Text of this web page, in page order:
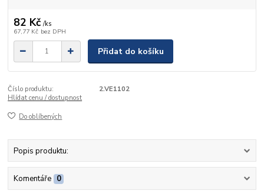
82 Kč /ks
67,77 Kč bez DPH
Přidat do košíku
Číslo produktu:
2.VE1102
Hlídat cenu / dostupnost
Do oblíbených
Popis produktu:
Komentáře 0